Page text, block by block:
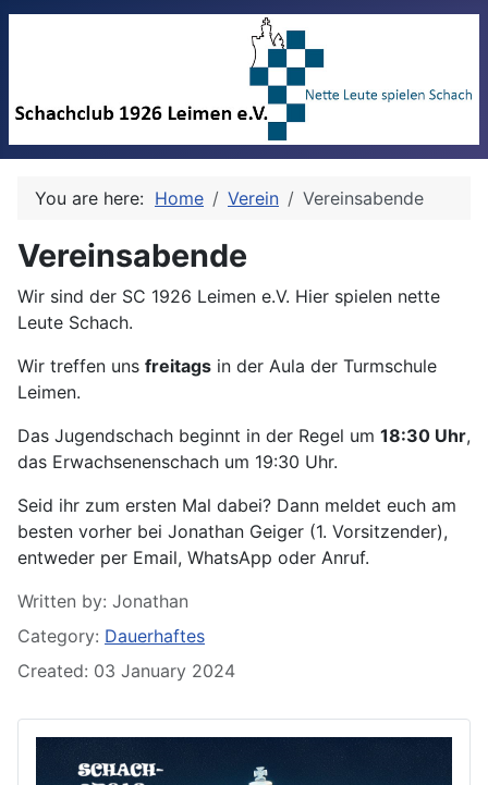
You are here: Home Verein Vereinsabende
Vereinsabende
Wir sind der SC 1926 Leimen e.V. Hier spielen nette
Leute Schach.
Wir treffen uns freitags in der Aula der Turmschule
Leimen.
Das Jugendschach beginnt in der Regel um 18:30 Uhr,
das Erwachsenenschach um 19:30 Uhr.
Seid ihr zum ersten Mal dabei? Dann meldet euch am
besten vorher bei Jonathan Geiger (1. Vorsitzender),
entweder per Email, WhatsApp oder Anruf.
Details
Written by: Jonathan
Category: Dauerhaftes
Created: 03 January 2024